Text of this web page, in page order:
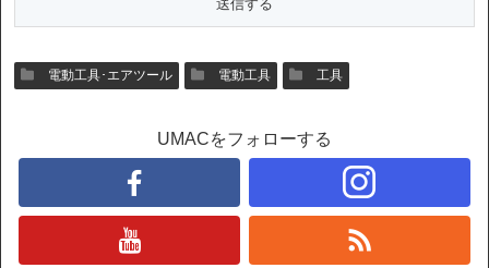
電動工具･エアツール 電動工具 工具
UMACをフォローする